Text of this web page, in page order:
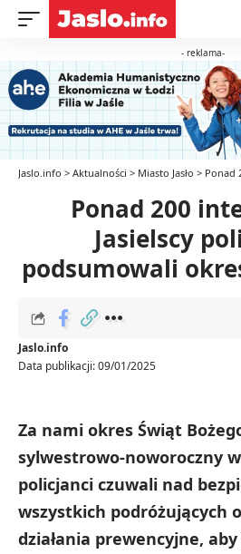
- reklama-
Jaslo.info > Aktualności > Miasto Jasło > Ponad 200
Ponad 200
Jasielscy
podsumowali
Data publikacji: 09/01/2025
Jaslo.info
Za nami okres Świąt
sylwestrowo-noworoczny
policjanci czuwali nad
wszystkich podróżujących
działania prewencyjne,